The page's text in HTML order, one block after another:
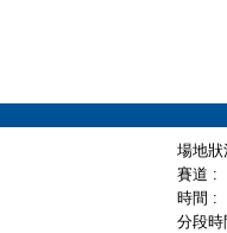
場地
賽道 :
時間 :
分段